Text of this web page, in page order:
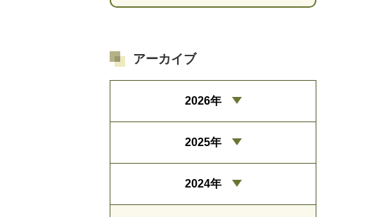
アーカイブ
2026年
2025年
2024年